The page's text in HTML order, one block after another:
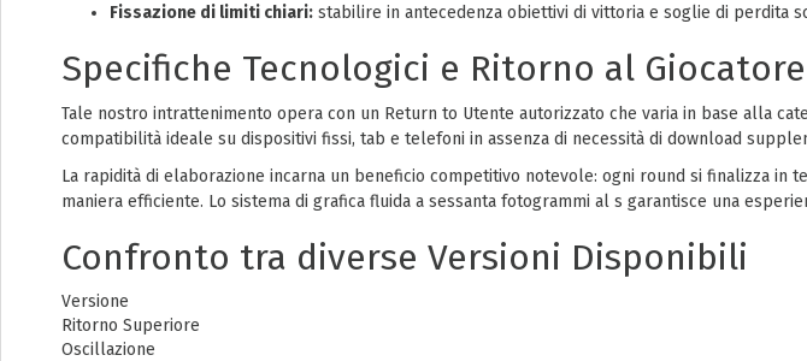
Fissazione di limiti chiari: stabilire in antecedenza obiettivi di vittoria e soglie di perdita
Specifiche Tecnologici e Ritorno al Giocatore
Tale nostro intrattenimento opera con un Return to Utente autorizzato che varia in base alla
compatibilità ideale su dispositivi fissi, tab e telefoni in assenza di necessità di download
La rapidità di elaborazione incarna un beneficio competitivo notevole: ogni round si finalizza
maniera efficiente. Lo sistema di grafica fluida a sessanta fotogrammi al s garantisce una
Confronto tra diverse Versioni Disponibili
Versione
Ritorno Superiore
Oscillazione